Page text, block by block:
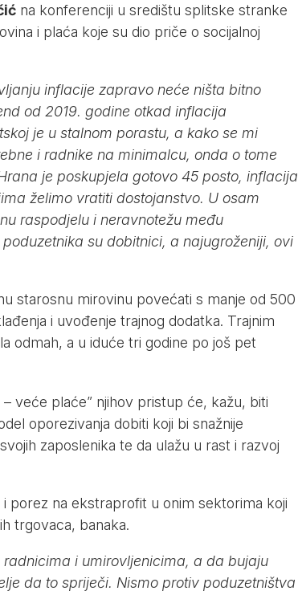
na konferenciji u središtu splitske stranke
i plaća koje su dio priče o socijalnoj
inflacije zapravo neće ništa bitno
od 2019. godine otkad inflacija
je u stalnom porastu, a kako se mi
i radnike na minimalcu, onda o tome
je poskupjela gotovo 45 posto, inflacija
želimo vratiti dostojanstvo. U osam
raspodjelu i neravnotežu među
su dobitnici, a najugroženiji, ovi
starosnu mirovinu povećati s manje od 500
i uvođenje trajnog dodatka. Trajnim
odmah, a u iduće tri godine po još pet
veće plaće” njihov pristup će, kažu, biti
oporezivanja dobiti koji bi snažnije
zaposlenika te da ulažu u rast i razvoj
porez na ekstraprofit u onim sektorima koji
trgovaca, banaka.
i umirovljenicima, a da bujaju
da to spriječi. Nismo protiv poduzetništva